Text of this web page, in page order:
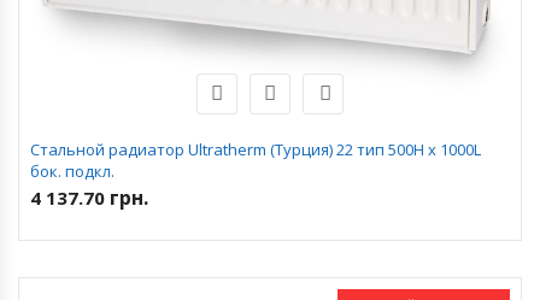
Стальной радиатор Ultratherm (Турция) 22 тип 500H x 1000L
бок. подкл.
4 137.70 грн.